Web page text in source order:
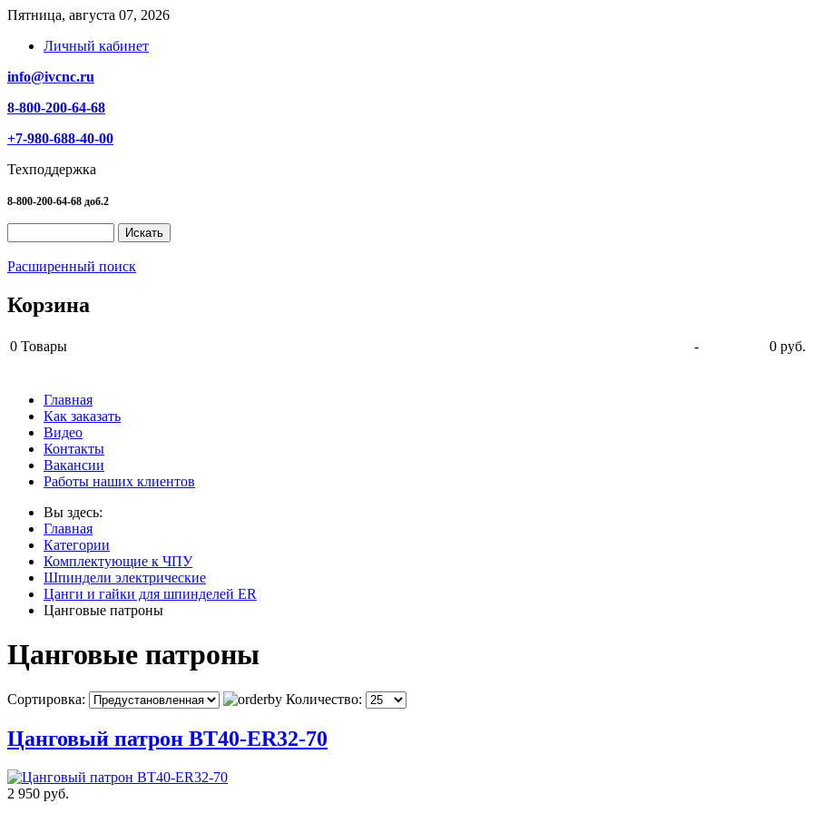
Пятница, августа 07, 2026
Личный кабинет
info@ivcnc.ru
8-800-200-64-68
+7-980-688-40-00
Техподдержка
8-800-200-64-68 доб.2
Расширенный поиск
Корзина
0 Товары -
0 руб.
Главная
Как заказать
Видео
Контакты
Вакансии
Работы наших клиентов
Вы здесь:
Главная
Категории
Комплектующие к ЧПУ
Шпиндели электрические
Цанги и гайки для шпинделей ER
Цанговые патроны
Цанговые патроны
Сортировка: Количество:
Цанговый патрон BT40-ER32-70
2 950 руб.